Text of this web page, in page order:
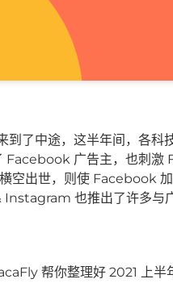
到了中途，这半年间，各
Facebook 广告主，也刺激
空出世，则使 Facebook
也推出了许多与广
帮你整理好 2021 上